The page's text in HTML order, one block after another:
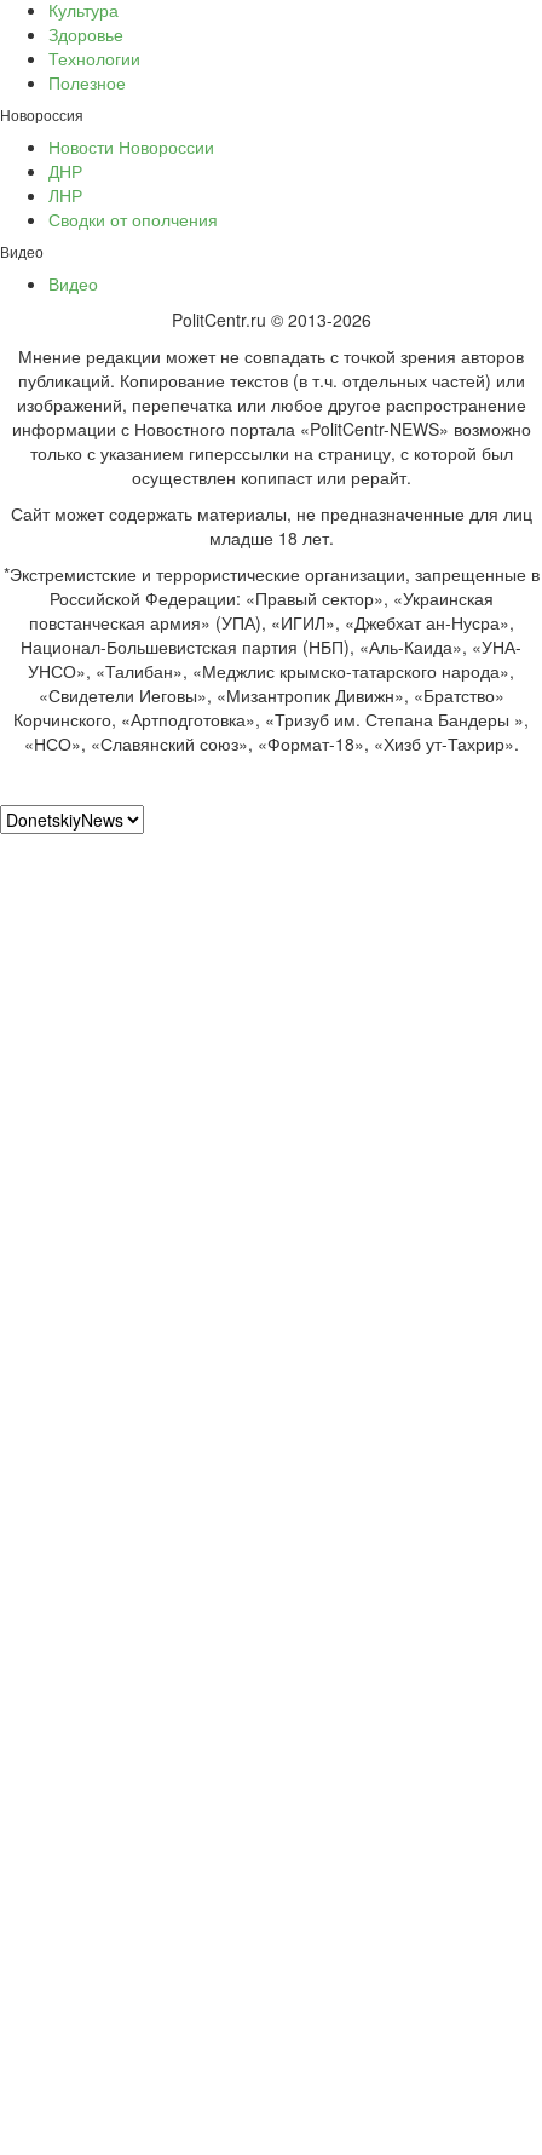
Культура
Здоровье
Технологии
Полезное
Новороссия
Новости Новороссии
ДНР
ЛНР
Сводки от ополчения
Видео
Видео
PolitCentr.ru © 2013-2026
Мнение редакции может не совпадать с точкой зрения авторов
публикаций. Копирование текстов (в т.ч. отдельных частей) или
изображений, перепечатка или любое другое распространение
информации с Новостного портала «PolitCentr-NEWS» возможно
только с указанием гиперссылки на страницу, с которой был
осуществлен копипаст или рерайт.
Сайт может содержать материалы, не предназначенные для лиц
младше 18 лет.
*Экстремистские и террористические организации, запрещенные в
Российской Федерации: «Правый сектор», «Украинская
повстанческая армия» (УПА), «ИГИЛ», «Джебхат ан-Нусра»,
Национал-Большевистская партия (НБП), «Аль-Каида», «УНА-
УНСО», «Талибан», «Меджлис крымско-татарского народа»,
«Свидетели Иеговы», «Мизантропик Дивижн», «Братство»
Корчинского, «Артподготовка», «Тризуб им. Степана Бандеры »,
«НСО», «Славянский союз», «Формат-18», «Хизб ут-Тахрир».